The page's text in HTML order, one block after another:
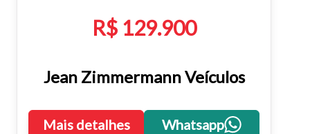
R$ 129.900
Jean Zimmermann Veículos
Mais detalhes Whatsapp